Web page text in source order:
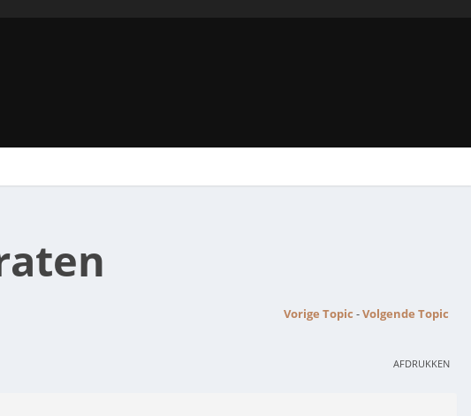
Vorige Topic -Volgende Topic
AFDRUKKEN